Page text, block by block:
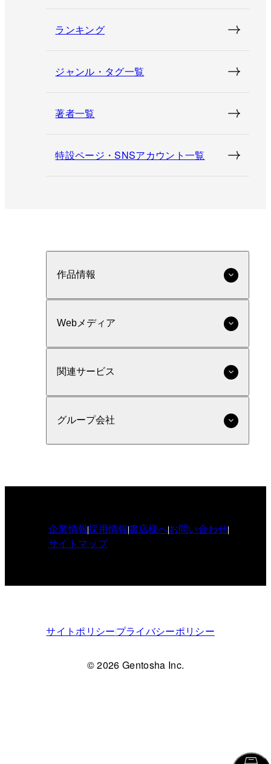
ランキング
ジャンル・タグ一覧
著者一覧
特設ページ・SNSアカウント一覧
作品情報
Webメディア
関連サービス
グループ会社
企業情報採用情報書店様へお問い合わせ
サイトマップ
サイトポリシープライバシーポリシー
© 2026 Gentosha Inc.